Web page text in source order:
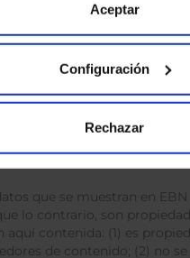
para más información.
Aceptar
Configuración
Rechazar
que se muestran en
lo contrario, son
aquí contenida: (1) es
de contenido; (2) no